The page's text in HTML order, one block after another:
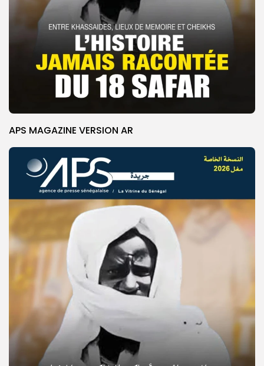
© Copyright 2025, APS
APS MAGAZINE VERSION AR